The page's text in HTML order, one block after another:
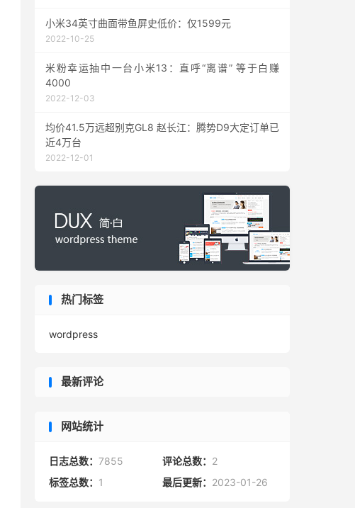
小米34英寸曲面带鱼屏史低价：仅1599元
2022-10-25
米粉幸运抽中一台小米13：直呼“离谱” 等于白赚
4000
2022-12-03
均价41.5万远超别克GL8 赵长江：腾势D9大定订单已
近4万台
2022-12-01
热门标签
wordpress
最新评论
网站统计
日志总数： 7855 评论总数： 2
标签总数： 1 最后更新： 2023-01-26